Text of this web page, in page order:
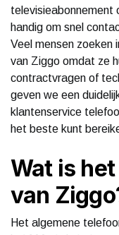
televisieabonnement
handig om snel
Veel mensen zoeken
van Ziggo omdat ze
contractvragen of
geven we een
klantenservice
het beste kunt
Wat is
van
Het algemene